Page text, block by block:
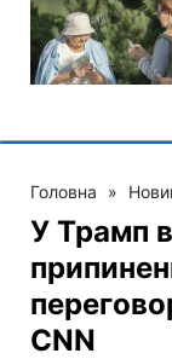
Головна »
У Трамп
CNN